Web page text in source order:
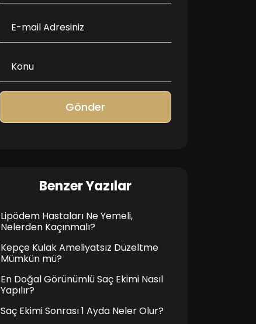
Gönder
Benzer Yazılar
Lipödem Hastaları Ne Yemeli,
Nelerden Kaçınmalı?
Kepçe Kulak Ameliyatsız Düzeltme
Mümkün mü?
En Doğal Görünümlü Saç Ekimi Nasıl
Yapılır?
Saç Ekimi Sonrası 1 Ayda Neler Olur?